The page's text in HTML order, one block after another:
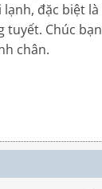
đặc biệt
tuyết. Chúc
chân.